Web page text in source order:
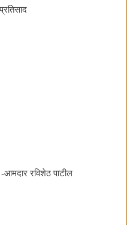
रविशेठ पाटील